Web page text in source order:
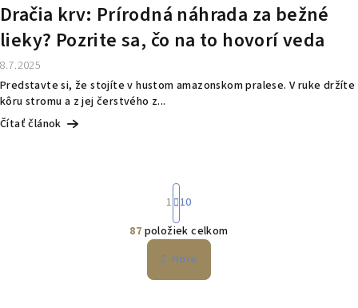
Dračia krv: Prírodná náhrada za bežné
lieky? Pozrite sa, čo na to hovorí veda
8.7.2025
Predstavte si, že stojíte v hustom amazonskom pralese. V ruke držíte
kôru stromu a z jej čerstvého z...
Čítať článok
O
v
l
S
t
r
á
n
k
o
1 10
87 položiek celkom
Hore